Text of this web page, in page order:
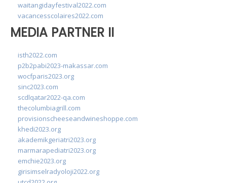
waitangidayfestival2022.com
vacancesscolaires2022.com
MEDIA PARTNER II
isth2022.com
p2b2pabi2023-makassar.com
wocfparis2023.org
sinc2023.com
scdlqatar2022-qa.com
thecolumbiagrill.com
provisionscheeseandwineshoppe.com
khedi2023.org
akademikgeriatri2023.org
marmarapediatri2023.org
emchie2023.org
girisimselradyoloji2022.org